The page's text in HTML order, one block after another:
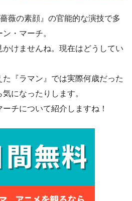
薇の素顔』の官能的な演技で多
・マーチ。
けませんね。現在はどうしてい
た『ラマン』では実際何歳だった
になったりします。
チについて紹介しますね！